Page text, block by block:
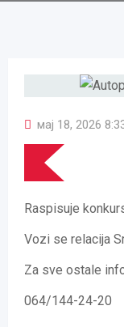
мај 18, 2026
Raspisuje
Vozi se relacija
Za sve ostale
064/144-24-20